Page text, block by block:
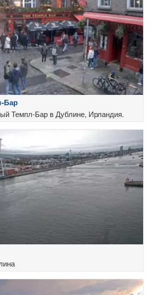
Бар
Темпл-Бар в Дублине, Ирландия.